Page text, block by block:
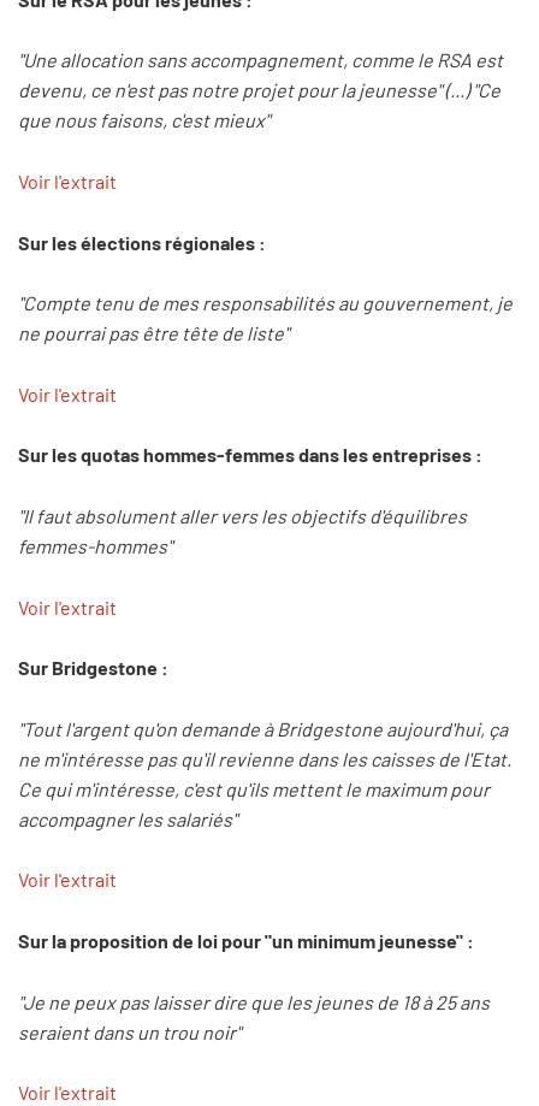
"Une allocation sans accompagnement, comme le RSA est
devenu, ce n'est pas notre projet pour la jeunesse" (...) "Ce
que nous faisons, c'est mieux"
Voir l'extrait
Sur les élections régionales :
"Compte tenu de mes responsabilités au gouvernement, je
ne pourrai pas être tête de liste"
Voir l'extrait
Sur les quotas hommes-femmes dans les entreprises :
"Il faut absolument aller vers les objectifs d'équilibres
femmes-hommes"
Voir l'extrait
Sur Bridgestone :
"Tout l'argent qu'on demande à Bridgestone aujourd'hui, ça
ne m'intéresse pas qu'il revienne dans les caisses de l'Etat.
Ce qui m'intéresse, c'est qu'ils mettent le maximum pour
accompagner les salariés"
Voir l'extrait
Sur la proposition de loi pour "un minimum jeunesse" :
"Je ne peux pas laisser dire que les jeunes de 18 à 25 ans
seraient dans un trou noir"
Voir l'extrait